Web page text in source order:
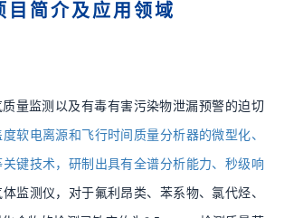
目简介及应用领域
量监测以及有毒有害污染物泄漏预警的迫切
软电离源和飞行时间质量分析器的微型化、
键技术，研制出具有全谱分析能力、秒级响
监测仪，对于氟利昂类、苯系物、氯代烃、